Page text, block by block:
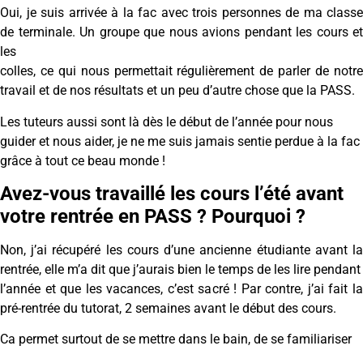
Oui, je suis arrivée à la fac avec trois personnes de ma classe
de terminale. Un groupe que nous avions pendant les cours et
les
colles, ce qui nous permettait régulièrement de parler de notre
travail et de nos résultats et un peu d’autre chose que la PASS.
Les tuteurs aussi sont là dès le début de l’année pour nous
guider et nous aider, je ne me suis jamais sentie perdue à la fac
grâce à tout ce beau monde !
Avez-vous travaillé les cours l’été avant
votre rentrée en PASS ? Pourquoi ?
Non, j’ai récupéré les cours d’une ancienne étudiante avant la
rentrée, elle m’a dit que j’aurais bien le temps de les lire pendant
l’année et que les vacances, c’est sacré ! Par contre, j’ai fait la
pré-rentrée du tutorat, 2 semaines avant le début des cours.
Ca permet surtout de se mettre dans le bain, de se familiariser